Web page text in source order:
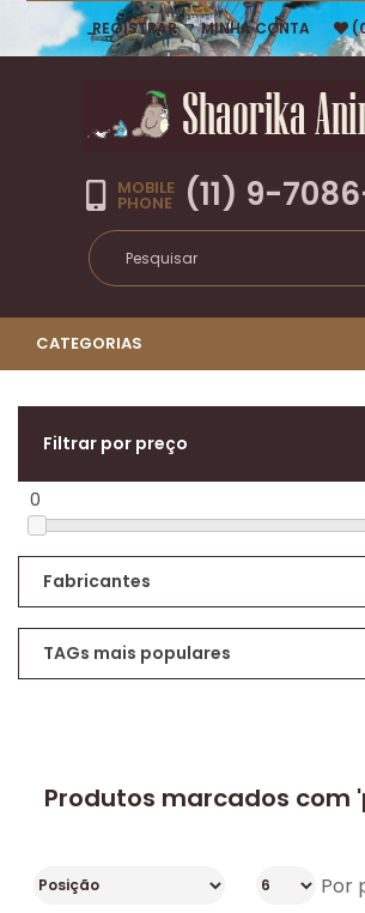
REGISTRAR MINHA CONTA
MOBILE
PHONE (11) 9-
CATEGORIAS
Filtrar por preço
0
Fabricantes
TAGs mais populares
Produtos marcados com
Por